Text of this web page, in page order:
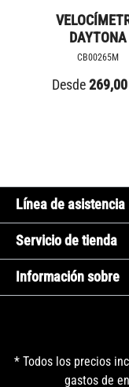
DAYTONA
CB00265M
Desde
Línea de asistencia
Servicio de tienda
Información sobre
* Todos los precios
gastos de